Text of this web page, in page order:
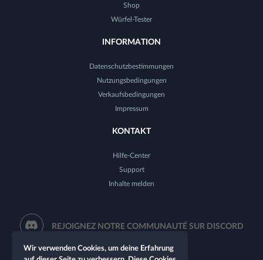
Shop
Würfel-Tester
INFORMATION
Datenschutzbestimmungen
Nutzungsbedingungen
Verkaufsbedingungen
Impressum
KONTAKT
Hilfe-Center
Support
Inhalte melden
REJOIGNEZ NOTRE COMMUNAUTÉ SUR DISCORD
Wir verwenden Cookies, um deine Erfahrung